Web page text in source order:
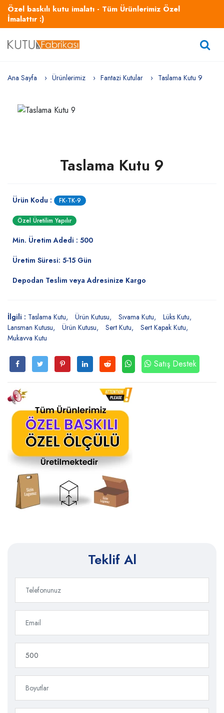
Özel baskılı kutu imalatı - Tüm Ürünlerimiz Özel
İmalattır :)
Ana Sayfa Ürünlerimiz Fantazi Kutular Taslama Kutu 9
Taslama Kutu 9
Ürün Kodu : FK-TK-9
Özel Üretilim Yapılır
Min. Üretim Adedi : 500
Üretim Süresi: 5-15 Gün
Depodan Teslim veya Adresinize Kargo
İlgili : Taslama Kutu Ürün Kutusu Sıvama Kutu
Lüks Kutu
Lansman Kutusu
Ürün Kutusu Sert Kutu
Sert Kapak Kutu
Mukavva Kutu
Satış Destek
Teklif Al